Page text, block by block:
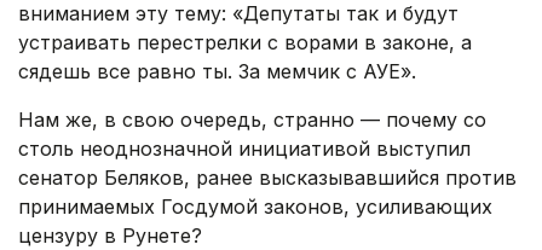
вниманием эту тему: «Депутаты так и будут
устраивать перестрелки с ворами в законе, а
сядешь все равно ты. За мемчик с АУЕ».
Нам же, в свою очередь, странно — почему со
столь неоднозначной инициативой выступил
сенатор Беляков, ранее высказывавшийся против
принимаемых Госдумой законов, усиливающих
цензуру в Рунете?